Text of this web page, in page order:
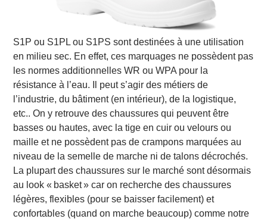
S1P ou S1PL ou S1PS sont destinées à une utilisation
en milieu sec. En effet, ces marquages ne possèdent pas
les normes additionnelles WR ou WPA pour la
résistance à l’eau. Il peut s’agir des métiers de
l’industrie, du bâtiment (en intérieur), de la logistique,
etc.. On y retrouve des chaussures qui peuvent être
basses ou hautes, avec la tige en cuir ou velours ou
maille et ne possèdent pas de crampons marquées au
niveau de la semelle de marche ni de talons décrochés.
La plupart des chaussures sur le marché sont désormais
au look « basket » car on recherche des chaussures
légères, flexibles (pour se baisser facilement) et
confortables (quand on marche beaucoup) comme notre